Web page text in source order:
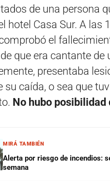
de una persona
hotel Casa Sur. A las
el
que era cantante
presentaba
su caída, o sea que
No hubo
MIRÁ TAMBIÉN
Alerta por riesgo de incendios:
semana